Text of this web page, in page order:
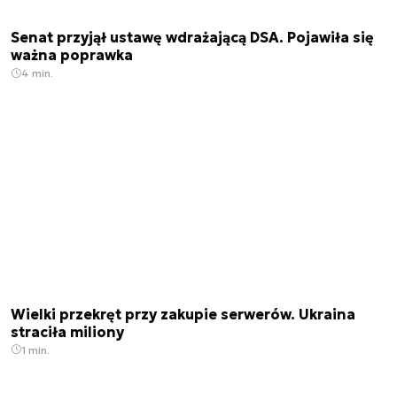
Senat przyjął ustawę wdrażającą DSA. Pojawiła się
ważna poprawka
4 min.
Wielki przekręt przy zakupie serwerów. Ukraina
straciła miliony
1 min.